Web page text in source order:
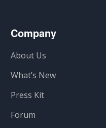
Company
About Us
What’s New
Press Kit
Forum